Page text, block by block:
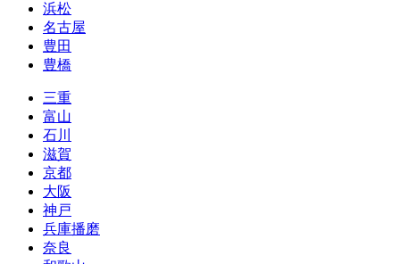
浜松
名古屋
豊田
豊橋
三重
富山
石川
滋賀
京都
大阪
神戸
兵庫播磨
奈良